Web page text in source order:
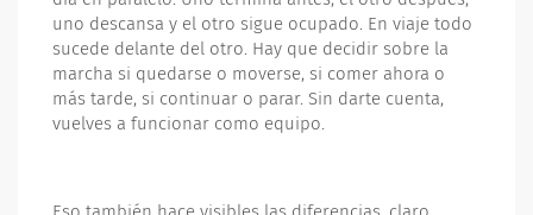
uno descansa y el otro sigue ocupado. En viaje todo
sucede delante del otro. Hay que decidir sobre la
marcha si quedarse o moverse, si comer ahora o
más tarde, si continuar o parar. Sin darte cuenta,
vuelves a funcionar como equipo.